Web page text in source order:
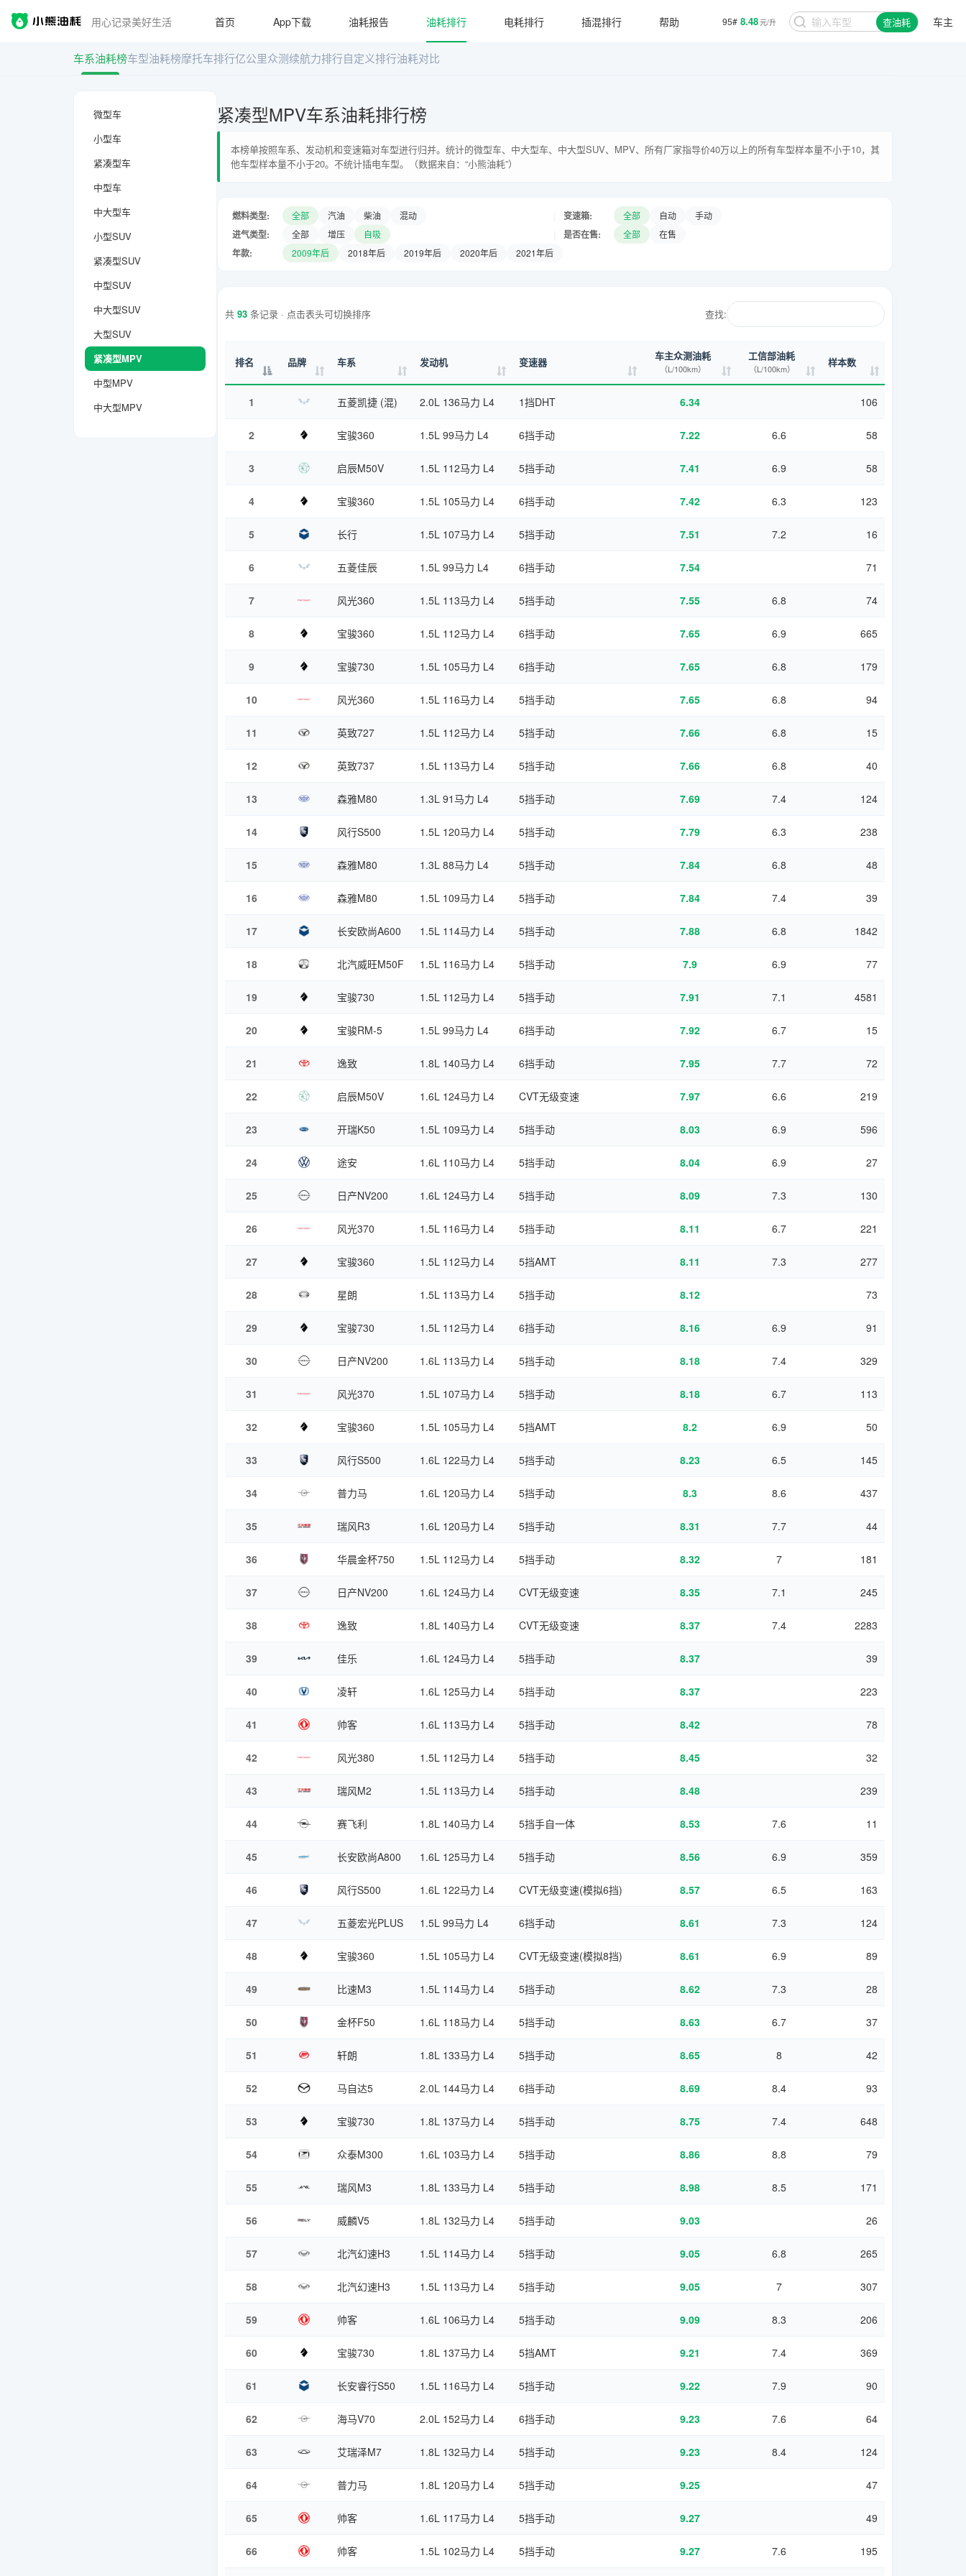
用心记录美好生活 95# 8.48元/升 查油耗 车主
首页 App下载 油耗报告 油耗排行 电耗排行 插混排行 帮助
车系油耗榜车型油耗榜摩托车排行亿公里众测续航力排行自定义排行油耗对比
微型车
小型车
紧凑型车
中型车
中大型车
小型SUV
紧凑型SUV
中型SUV
中大型SUV
大型SUV
紧凑型MPV
中型MPV
中大型MPV
紧凑型MPV车系油耗排行榜
本榜单按照车系、发动机和变速箱对车型进行归并。统计的微型车、中大型车、中大型SUV、MPV、所有厂家指导价40万以上的所有车型样本量不小于10，其
他车型样本量不小于20。不统计插电车型。（数据来自：“小熊油耗”）
燃料类型: 全部 汽油 柴油 混动 变速箱: 全部 自动 手动
进气类型: 全部 增压 自吸 是否在售: 全部 在售
年款: 2009年后 2018年后 2019年后 2020年后 2021年后
共 93 条记录 · 点击表头可切换排序 查找:
排名 品牌 车系 发动机 变速器 车主众测油耗
（L/100km）
工信部油耗
（L/100km） 样本数
1 五菱凯捷 (混) 2.0L 136马力 L4 1挡DHT 6.34 106
2 宝骏360 1.5L 99马力 L4 6挡手动 7.22 6.6 58
3 启辰M50V 1.5L 112马力 L4 5挡手动 7.41 6.9 58
4 宝骏360 1.5L 105马力 L4 6挡手动 7.42 6.3 123
5 长行 1.5L 107马力 L4 5挡手动 7.51 7.2 16
6 五菱佳辰 1.5L 99马力 L4 6挡手动 7.54 71
7 风光360 1.5L 113马力 L4 5挡手动 7.55 6.8 74
8 宝骏360 1.5L 112马力 L4 6挡手动 7.65 6.9 665
9 宝骏730 1.5L 105马力 L4 6挡手动 7.65 6.8 179
10 风光360 1.5L 116马力 L4 5挡手动 7.65 6.8 94
11 英致727 1.5L 112马力 L4 5挡手动 7.66 6.8 15
12 英致737 1.5L 113马力 L4 5挡手动 7.66 6.8 40
13 森雅M80 1.3L 91马力 L4 5挡手动 7.69 7.4 124
14 风行S500 1.5L 120马力 L4 5挡手动 7.79 6.3 238
15 森雅M80 1.3L 88马力 L4 5挡手动 7.84 6.8 48
16 森雅M80 1.5L 109马力 L4 5挡手动 7.84 7.4 39
17 长安欧尚A600 1.5L 114马力 L4 5挡手动 7.88 6.8 1842
18 北汽威旺M50F 1.5L 116马力 L4 5挡手动 7.9 6.9 77
19 宝骏730 1.5L 112马力 L4 5挡手动 7.91 7.1 4581
20 宝骏RM-5 1.5L 99马力 L4 6挡手动 7.92 6.7 15
21 逸致 1.8L 140马力 L4 6挡手动 7.95 7.7 72
22 启辰M50V 1.6L 124马力 L4 CVT无级变速 7.97 6.6 219
23 开瑞K50 1.5L 109马力 L4 5挡手动 8.03 6.9 596
24 途安 1.6L 110马力 L4 5挡手动 8.04 6.9 27
25 日产NV200 1.6L 124马力 L4 5挡手动 8.09 7.3 130
26 风光370 1.5L 116马力 L4 5挡手动 8.11 6.7 221
27 宝骏360 1.5L 112马力 L4 5挡AMT 8.11 7.3 277
28 星朗 1.5L 113马力 L4 5挡手动 8.12 73
29 宝骏730 1.5L 112马力 L4 6挡手动 8.16 6.9 91
30 日产NV200 1.6L 113马力 L4 5挡手动 8.18 7.4 329
31 风光370 1.5L 107马力 L4 5挡手动 8.18 6.7 113
32 宝骏360 1.5L 105马力 L4 5挡AMT 8.2 6.9 50
33 风行S500 1.6L 122马力 L4 5挡手动 8.23 6.5 145
34 普力马 1.6L 120马力 L4 5挡手动 8.3 8.6 437
35 瑞风R3 1.6L 120马力 L4 5挡手动 8.31 7.7 44
36 华晨金杯750 1.5L 112马力 L4 5挡手动 8.32 7 181
37 日产NV200 1.6L 124马力 L4 CVT无级变速 8.35 7.1 245
38 逸致 1.8L 140马力 L4 CVT无级变速 8.37 7.4 2283
39 佳乐 1.6L 124马力 L4 5挡手动 8.37 39
40 凌轩 1.6L 125马力 L4 5挡手动 8.37 223
41 帅客 1.6L 113马力 L4 5挡手动 8.42 78
42 风光380 1.5L 112马力 L4 5挡手动 8.45 32
43 瑞风M2 1.5L 113马力 L4 5挡手动 8.48 239
44 赛飞利 1.8L 140马力 L4 5挡手自一体 8.53 7.6 11
45 长安欧尚A800 1.6L 125马力 L4 5挡手动 8.56 6.9 359
46 风行S500 1.6L 122马力 L4 CVT无级变速(模拟6挡) 8.57 6.5 163
47 五菱宏光PLUS 1.5L 99马力 L4 6挡手动 8.61 7.3 124
48 宝骏360 1.5L 105马力 L4 CVT无级变速(模拟8挡) 8.61 6.9 89
49 比速M3 1.5L 114马力 L4 5挡手动 8.62 7.3 28
50 金杯F50 1.6L 118马力 L4 5挡手动 8.63 6.7 37
51 轩朗 1.8L 133马力 L4 5挡手动 8.65 8 42
52 马自达5 2.0L 144马力 L4 6挡手动 8.69 8.4 93
53 宝骏730 1.8L 137马力 L4 5挡手动 8.75 7.4 648
54 众泰M300 1.6L 103马力 L4 5挡手动 8.86 8.8 79
55 瑞风M3 1.8L 133马力 L4 5挡手动 8.98 8.5 171
56 威麟V5 1.8L 132马力 L4 5挡手动 9.03 26
57 北汽幻速H3 1.5L 114马力 L4 5挡手动 9.05 6.8 265
58 北汽幻速H3 1.5L 113马力 L4 5挡手动 9.05 7 307
59 帅客 1.6L 106马力 L4 5挡手动 9.09 8.3 206
60 宝骏730 1.8L 137马力 L4 5挡AMT 9.21 7.4 369
61 长安睿行S50 1.5L 116马力 L4 5挡手动 9.22 7.9 90
62 海马V70 2.0L 152马力 L4 6挡手动 9.23 7.6 64
63 艾瑞泽M7 1.8L 132马力 L4 5挡手动 9.23 8.4 124
64 普力马 1.8L 120马力 L4 5挡手动 9.25 47
65 帅客 1.6L 117马力 L4 5挡手动 9.27 49
66 帅客 1.5L 102马力 L4 5挡手动 9.27 7.6 195